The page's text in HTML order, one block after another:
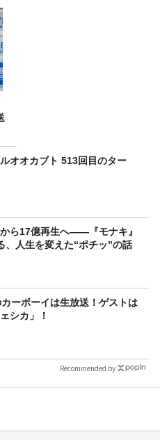
オオカブト 513回目のター
ら17億再生へ——『モナキ』
、人生を変えた“ポチッ”の話
ーボーイは生放送！ゲストは
シカ」！
Recommended by